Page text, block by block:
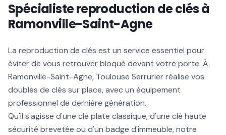
Spécialiste reproduction de clés à
Ramonville-Saint-Agne
La reproduction de clés est un service essentiel pour
éviter de vous retrouver bloqué devant votre porte. À
Ramonville-Saint-Agne, Toulouse Serrurier réalise vos
doubles de clés sur place, avec un équipement
professionnel de dernière génération.
Qu'il s'agisse d'une clé plate classique, d'une clé haute
sécurité brevetée ou d'un badge d'immeuble, notre